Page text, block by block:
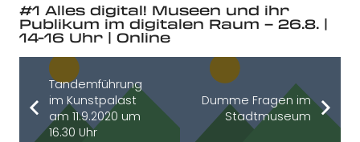
#1 Alles digital! Museen und ihr
Publikum im digitalen Raum – 26.8. |
14-16 Uhr | Online
Tandemführung
im Kunstpalast
am 11.9.2020 um
16.30 Uhr
Dumme Fragen im
Stadtmuseum